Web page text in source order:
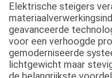
Elektrische steigers
geavanceerde
voor een verhoogde
gemoderniseerde
lichtgewicht maar